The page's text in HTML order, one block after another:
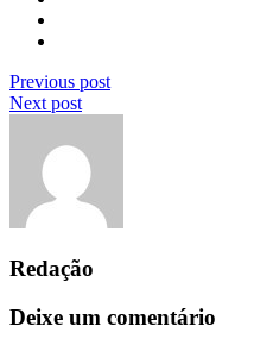
Previous post
Next post
Redação
Deixe um comentário